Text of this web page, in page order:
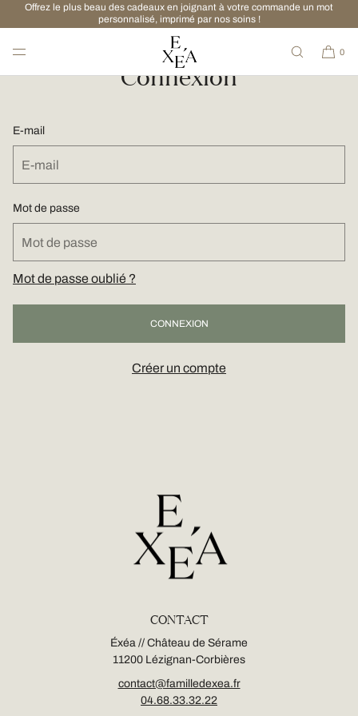
ET PASSER AU CONTENU
Offrez le plus beau des cadeaux en joignant à votre commande un mot
personnalisé, imprimé par nos soins !
0
Connexion
E-mail
Mot de passe
Mot de passe oublié ?
CONNEXION
Créer un compte
CONTACT
Éxéa // Château de Sérame
11200 Lézignan-Corbières
contact@familledexea.fr
04.68.33.32.22